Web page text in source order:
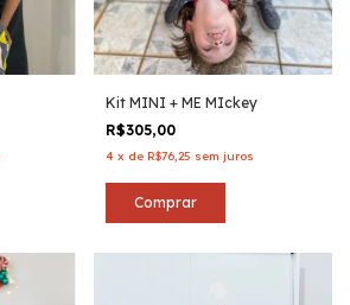
Kit MINI + ME MIckey
R$305,00
4 x de R$76,25 sem juros
Comprar